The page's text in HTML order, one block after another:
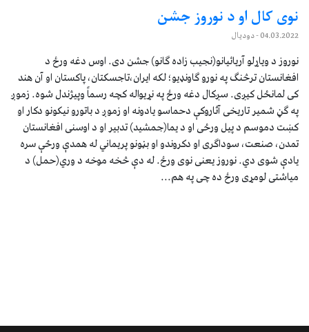
نوی کال او د نوروز جشن
04.03.2022- دودیال
نوروز د ویاړلو آریائیانو(نجیب زاده ګانو) جشن دی. اوس دغه ورځ د
افغانستان ترڅنګ په نورو ګاونډیو؛ لکه ایران،تاجسکتان، پاکستان او آن هند
کی لمانځل کیږی. سږکال دغه ورځ په نړیواله کچه رسماً وپیژندل شوه. زموږ
په ګڼ شمیر تاریخی آثاروکې دحماسو یادونه او زموږ د باتورو نیکونو دکار او
کښت دموسم د پیل ورځی او د یما(جمشید) تدبیر او د اوسنی افغانستان
تمدن، صنعت، سوداګری او دکروندو او بڼونو پریماني له همدې ورځې سره
یادې شوی دي. نوروز یعنی نوی ورځ. له دې څخه موخه د وري(حمل) د
میاشتی لومړی ورځ ده چی په هم...